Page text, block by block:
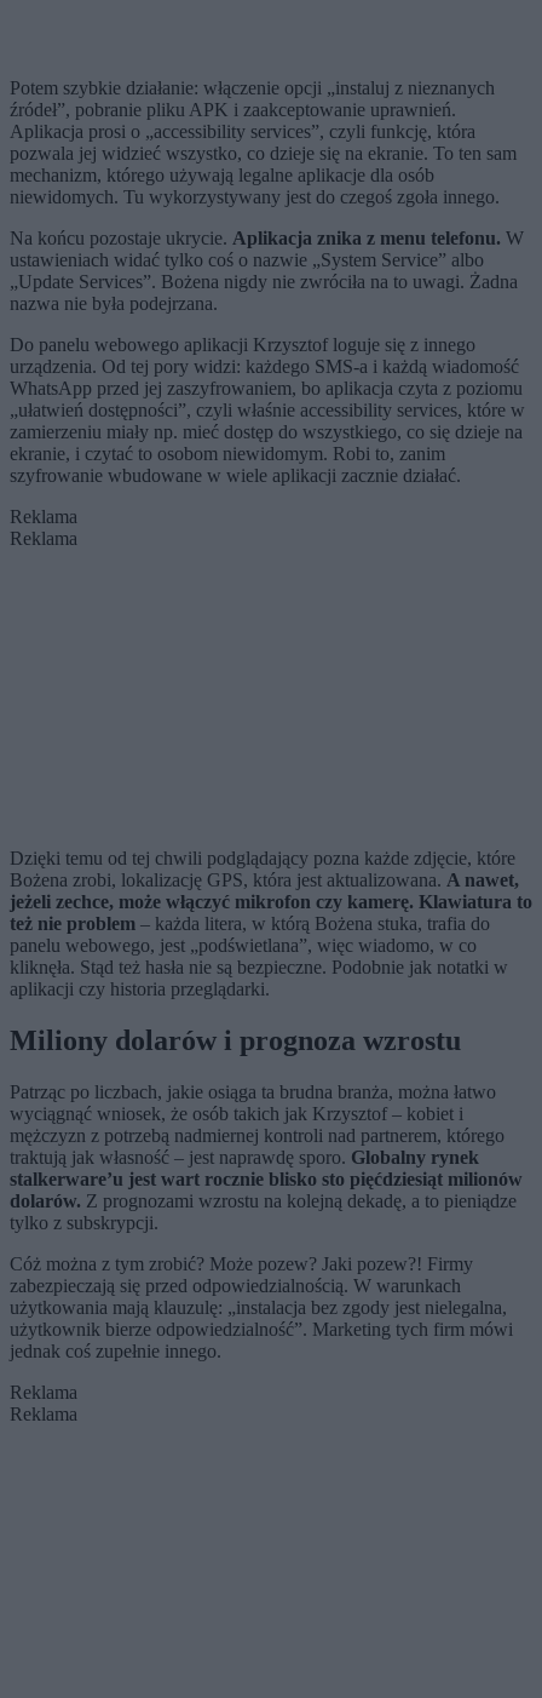
Potem szybkie działanie: włączenie opcji „instaluj z nieznanych
źródeł”, pobranie pliku APK i zaakceptowanie uprawnień.
Aplikacja prosi o „accessibility services”, czyli funkcję, która
pozwala jej widzieć wszystko, co dzieje się na ekranie. To ten sam
mechanizm, którego używają legalne aplikacje dla osób
niewidomych. Tu wykorzystywany jest do czegoś zgoła innego.
Na końcu pozostaje ukrycie. Aplikacja znika z menu telefonu. W
ustawieniach widać tylko coś o nazwie „System Service” albo
„Update Services”. Bożena nigdy nie zwróciła na to uwagi. Żadna
nazwa nie była podejrzana.
Do panelu webowego aplikacji Krzysztof loguje się z innego
urządzenia. Od tej pory widzi: każdego SMS-a i każdą wiadomość
WhatsApp przed jej zaszyfrowaniem, bo aplikacja czyta z poziomu
„ułatwień dostępności”, czyli właśnie accessibility services, które w
zamierzeniu miały np. mieć dostęp do wszystkiego, co się dzieje na
ekranie, i czytać to osobom niewidomym. Robi to, zanim
szyfrowanie wbudowane w wiele aplikacji zacznie działać.
Reklama
Reklama
Dzięki temu od tej chwili podglądający pozna każde zdjęcie, które
Bożena zrobi, lokalizację GPS, która jest aktualizowana. A nawet,
jeżeli zechce, może włączyć mikrofon czy kamerę. Klawiatura to
też nie problem – każda litera, w którą Bożena stuka, trafia do
panelu webowego, jest „podświetlana”, więc wiadomo, w co
kliknęła. Stąd też hasła nie są bezpieczne. Podobnie jak notatki w
aplikacji czy historia przeglądarki.
Miliony dolarów i prognoza wzrostu
Patrząc po liczbach, jakie osiąga ta brudna branża, można łatwo
wyciągnąć wniosek, że osób takich jak Krzysztof – kobiet i
mężczyzn z potrzebą nadmiernej kontroli nad partnerem, którego
traktują jak własność – jest naprawdę sporo. Globalny rynek
stalkerware’u jest wart rocznie blisko sto pięćdziesiąt milionów
dolarów. Z prognozami wzrostu na kolejną dekadę, a to pieniądze
tylko z subskrypcji.
Cóż można z tym zrobić? Może pozew? Jaki pozew?! Firmy
zabezpieczają się przed odpowiedzialnością. W warunkach
użytkowania mają klauzulę: „instalacja bez zgody jest nielegalna,
użytkownik bierze odpowiedzialność”. Marketing tych firm mówi
jednak coś zupełnie innego.
Reklama
Reklama